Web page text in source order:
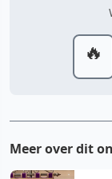
🔥
Meer over dit